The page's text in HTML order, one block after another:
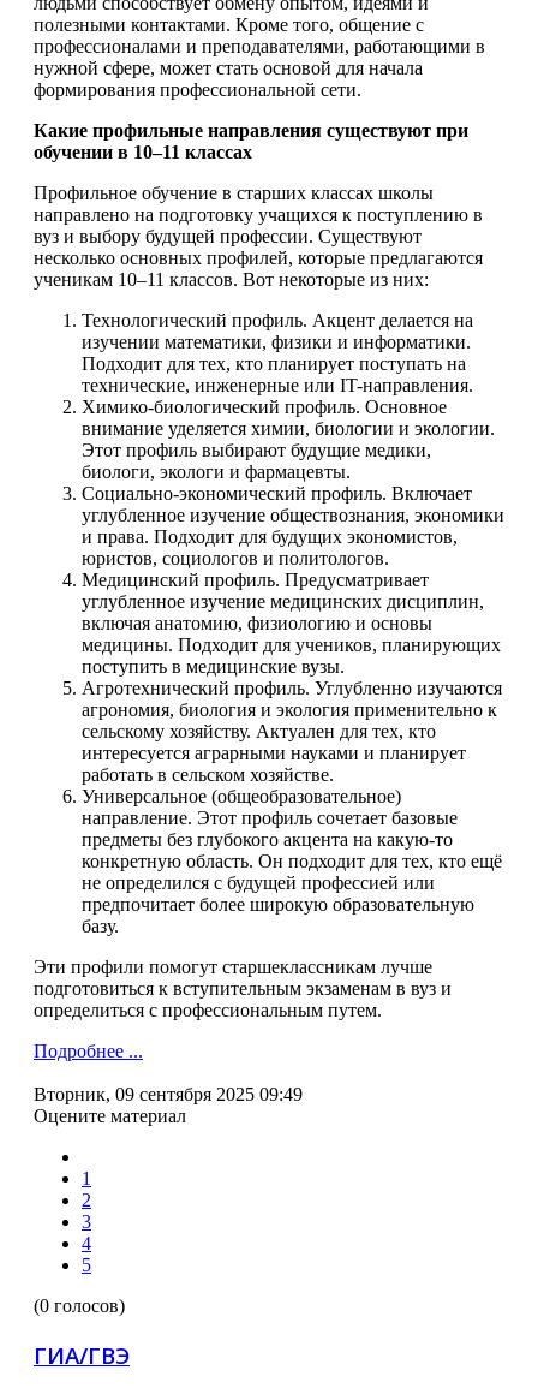
полезными контактами. Кроме того, общение с
профессионалами и преподавателями, работающими в
нужной сфере, может стать основой для начала
формирования профессиональной сети.
Какие профильные направления существуют при
обучении в 10–11 классах
Профильное обучение в старших классах школы
направлено на подготовку учащихся к поступлению в
вуз и выбору будущей профессии. Существуют
несколько основных профилей, которые предлагаются
ученикам 10–11 классов. Вот некоторые из них:
Технологический профиль. Акцент делается на
изучении математики, физики и информатики.
Подходит для тех, кто планирует поступать на
технические, инженерные или IT-направления.
Химико-биологический профиль. Основное
внимание уделяется химии, биологии и экологии.
Этот профиль выбирают будущие медики,
биологи, экологи и фармацевты.
Социально-экономический профиль. Включает
углубленное изучение обществознания, экономики
и права. Подходит для будущих экономистов,
юристов, социологов и политологов.
Медицинский профиль. Предусматривает
углубленное изучение медицинских дисциплин,
включая анатомию, физиологию и основы
медицины. Подходит для учеников, планирующих
поступить в медицинские вузы.
Агротехнический профиль. Углубленно изучаются
агрономия, биология и экология применительно к
сельскому хозяйству. Актуален для тех, кто
интересуется аграрными науками и планирует
работать в сельском хозяйстве.
Универсальное (общеобразовательное)
направление. Этот профиль сочетает базовые
предметы без глубокого акцента на какую-то
конкретную область. Он подходит для тех, кто ещё
не определился с будущей профессией или
предпочитает более широкую образовательную
базу.
Эти профили помогут старшеклассникам лучше
подготовиться к вступительным экзаменам в вуз и
определиться с профессиональным путем.
Подробнее ...
Вторник, 09 сентября 2025 09:49
Оцените материал
1
2
3
4
5
(0 голосов)
ГИА/ГВЭ